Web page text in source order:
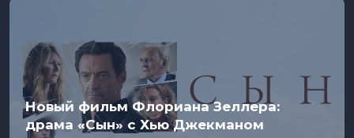
Новый фильм Флориана Зеллера:
драма «Сын» с Хью Джекманом